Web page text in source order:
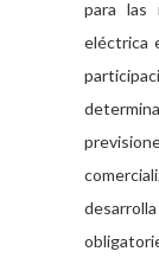
para las
eléctrica